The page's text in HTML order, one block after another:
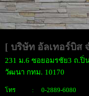
[ บริษัท อัลเทอร์บิส
231 ม.6 ซอยอมรชัย3 ถ.ปิ่
วัฒนา กทม. 10170
โทร : 0-2889-6080